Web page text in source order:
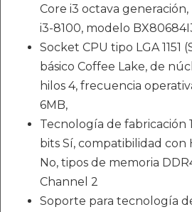
Core i3 octava
i3-8100, modelo
Socket CPU tipo LGA 1151
básico Coffee Lake, de
hilos 4, frecuencia
6MB,
Tecnología de fabricación
bits Sí, compatibilidad
No, tipos de memoria
Channel 2
Soporte para tecnología